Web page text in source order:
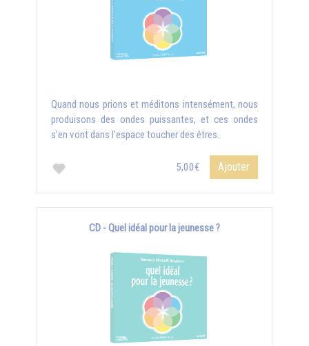
Quand nous prions et méditons intensément, nous
produisons des ondes puissantes, et ces ondes
s'en vont dans l'espace toucher des êtres.
5,00€ Ajouter
CD - Quel idéal pour la jeunesse ?